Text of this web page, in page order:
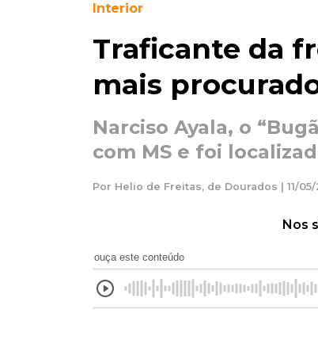
Interior
Traficante da
mais
Narciso Ayala, o
com MS e foi
Por Helio de Freitas, de Dourados | 11/
Nos
ouça este conteúdo